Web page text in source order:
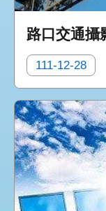
路口交通攝
111-12-28